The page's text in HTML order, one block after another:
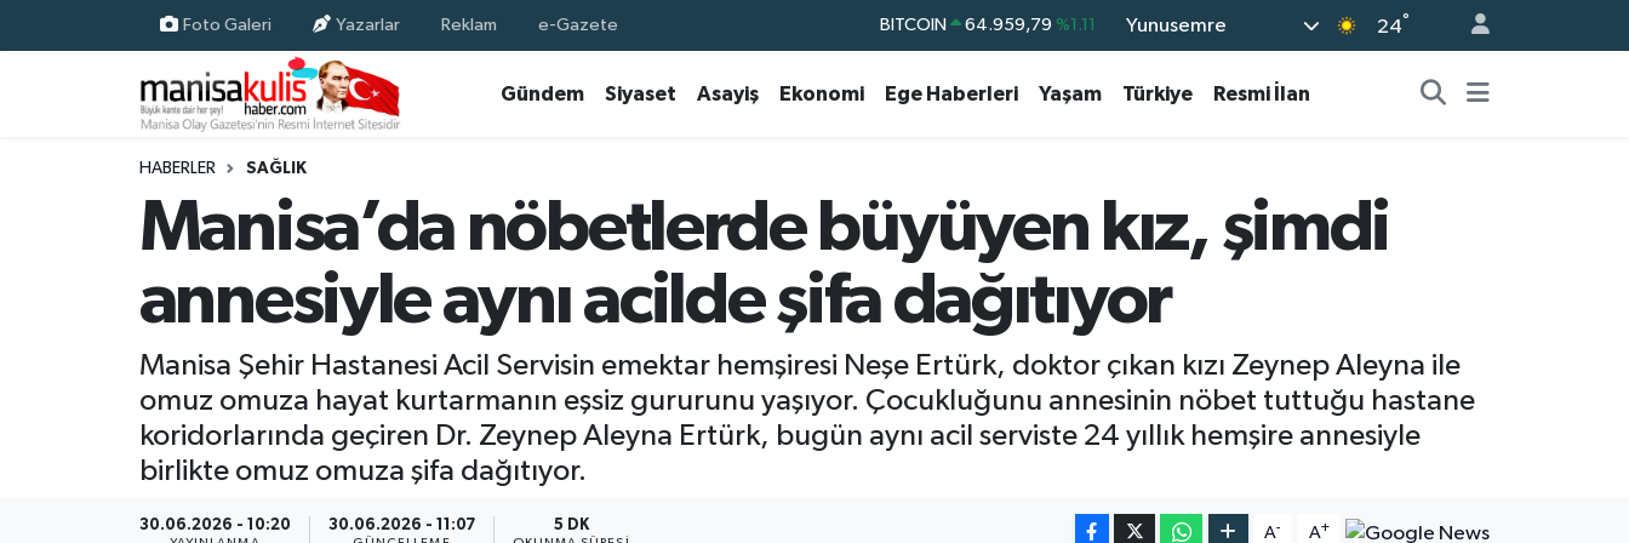
Foto Galeri Yazarlar Reklam e-Gazete DOLAR 47,7436 %0.18
BİST100
BITCOIN 64.959,79
Yunusemre 24°
Gündem Siyaset Asayiş Ekonomi Ege Haberleri Yaşam Türkiye Resmi İlan
HABERLER SAĞLIK
Manisa’da nöbetlerde büyüyen kız, şimdi
annesiyle aynı acilde şifa dağıtıyor
Manisa Şehir Hastanesi Acil Servisin emektar hemşiresi Neşe Ertürk, doktor çıkan kızı Zeynep Aleyna ile
omuz omuza hayat kurtarmanın eşsiz gururunu yaşıyor. Çocukluğunu annesinin nöbet tuttuğu hastane
koridorlarında geçiren Dr. Zeynep Aleyna Ertürk, bugün aynı acil serviste 24 yıllık hemşire annesiyle
birlikte omuz omuza şifa dağıtıyor.
30.06.2026 - 10:20 30.06.2026 - 11:07 5 DK A- A+
Ekonomi
Resmi İlan
Yunusemre Nöbetçi Eczaneler
Yunusemre Hava Durumu
Yunusemre Trafik Yoğunluk Haritası
Süper Lig Puan Durumu ve Fikstür
Son Dakika Haberleri
Haber Arşivi